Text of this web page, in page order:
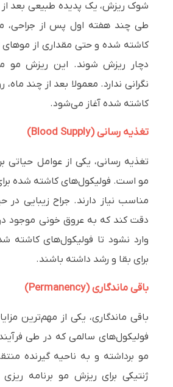
شوک ریزش، یک پدیده طبیعی بعد
طی چند هفته اول پس از
کاشته شده و حتی مقداری از موهای
دچار ریزش شوند. این ریزش مو
نگرانی ندارد. معمولا بعد از چند
کاشته شده آغاز می‌شود.
تغذیه رسانی (Blood Supply)
تغذیه رسانی، یکی از عوامل
مو است. فولیکول‌های کاشته شده
مناسب نیاز دارند. جراح زیبایی در
دقت کند که به عروق خونی موجود
وارد نشود تا فولیکول‌های کاشته
برای بقا و رشد داشته باشند.
باقی ماندگاری (Permanency)
باقی ماندگاری، یکی از مهم‌ترین
فولیکول‌های سالمی که در طی
مو برداشته و به ناحیه گیرنده
ژنتیکی برای ریزش مو برنامه ریزی